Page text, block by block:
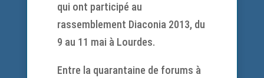
qui ont participé au
rassemblement Diaconia 2013, du
9 au 11 mai à Lourdes.
Entre la quarantaine de forums à